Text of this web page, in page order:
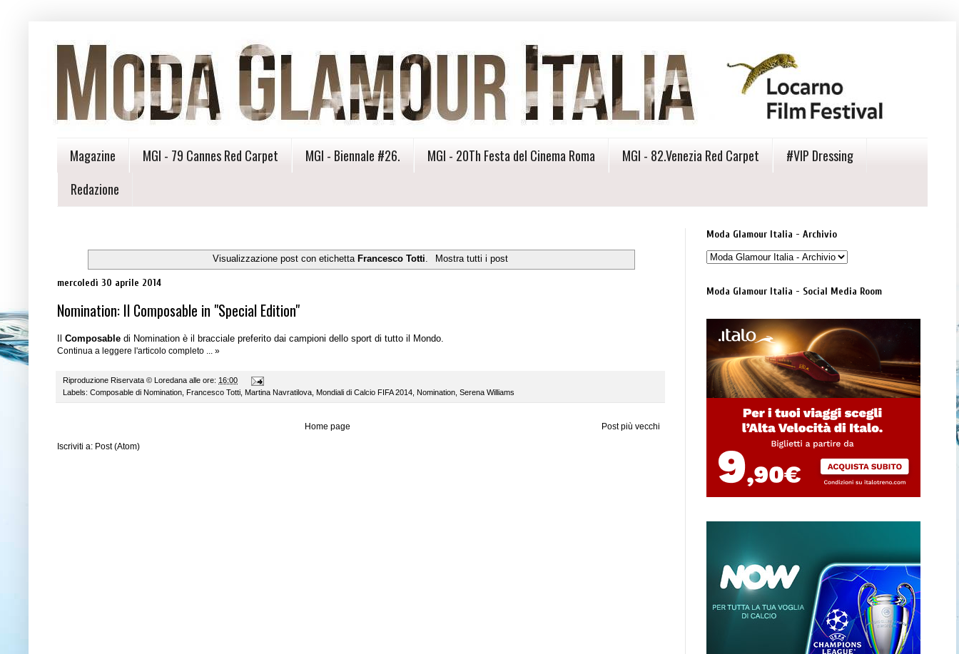
Magazine MGI - 79 Cannes Red Carpet MGI - Biennale #26. MGI - 20Th Festa del Cinema Roma MGI - 82.Venezia Red Carpet
#VIP Dressing
Redazione
Visualizzazione post con etichetta Francesco Totti. Mostra tutti i post
mercoledì 30 aprile 2014
Nomination: Il Composable in "Special Edition"
Composable di Nomination è il bracciale preferito dai campioni dello sport di tutto il Mondo.
Continua a leggere l'articolo completo ... »
Riproduzione Riservata © Loredana alle ore: 16:00
Labels: Composable di Nomination Francesco Totti Martina Navratilova Mondiali di Calcio FIFA 2014 Nomination Serena Williams
Post più vecchi
Home page
Iscriviti a: Post (Atom)
Moda Glamour Italia - Archivio
Moda Glamour Italia - Social Media Room